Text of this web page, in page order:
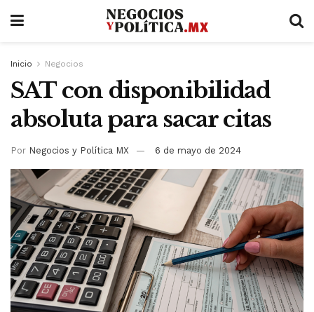
Inicio Negocios
SAT con disponibilidad
absoluta para sacar citas
Por Negocios y Política MX 6 de mayo de 2024